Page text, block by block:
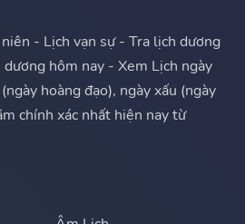
- Lịch vạn sự - Tra lịch dương
hôm nay - Xem Lịch ngày
hoàng đạo), ngày xấu (ngày
chính xác nhất hiện nay từ